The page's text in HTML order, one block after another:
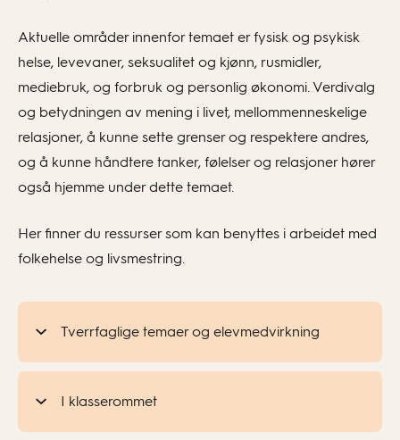
Aktuelle områder innenfor temaet er fysisk og psykisk
helse, levevaner, seksualitet og kjønn, rusmidler,
mediebruk, og forbruk og personlig økonomi. Verdivalg
og betydningen av mening i livet, mellommenneskelige
relasjoner, å kunne sette grenser og respektere andres,
og å kunne håndtere tanker, følelser og relasjoner hører
også hjemme under dette temaet.
Her finner du ressurser som kan benyttes i arbeidet med
folkehelse og livsmestring.
Tverrfaglige temaer og elevmedvirkning
I klasserommet